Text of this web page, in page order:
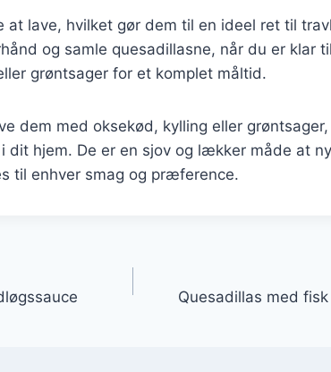
at lave, hvilket gør dem til en ideel ret til
og samle quesadillasne, når du er klar
grøntsager for et komplet måltid.
dem med oksekød, kylling eller
dit hjem. De er en sjov og lækker måde at
til enhver smag og præference.
Quesadillas med